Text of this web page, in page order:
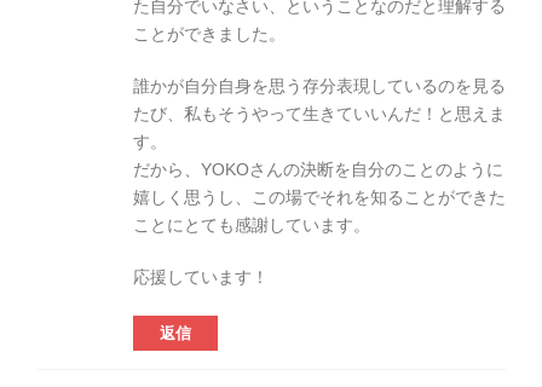
た自分でいなさい、ということなのだと理解する
ことができました。
誰かが自分自身を思う存分表現しているのを見る
たび、私もそうやって生きていいんだ！と思えま
す。
だから、YOKOさんの決断を自分のことのように
嬉しく思うし、この場でそれを知ることができた
ことにとても感謝しています。
応援しています！
返信